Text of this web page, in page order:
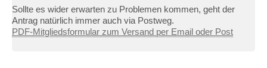
Sollte es wider erwarten zu Problemen kommen, geht der
Antrag natürlich immer auch via Postweg.
PDF-Mitgliedsformular zum Versand per Email oder Post